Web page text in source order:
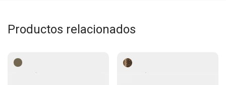
Productos relacionados